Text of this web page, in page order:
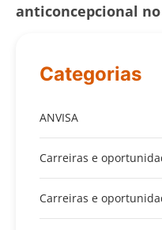
anticoncepcional
Categorias
ANVISA
Carreiras e
Carreiras e